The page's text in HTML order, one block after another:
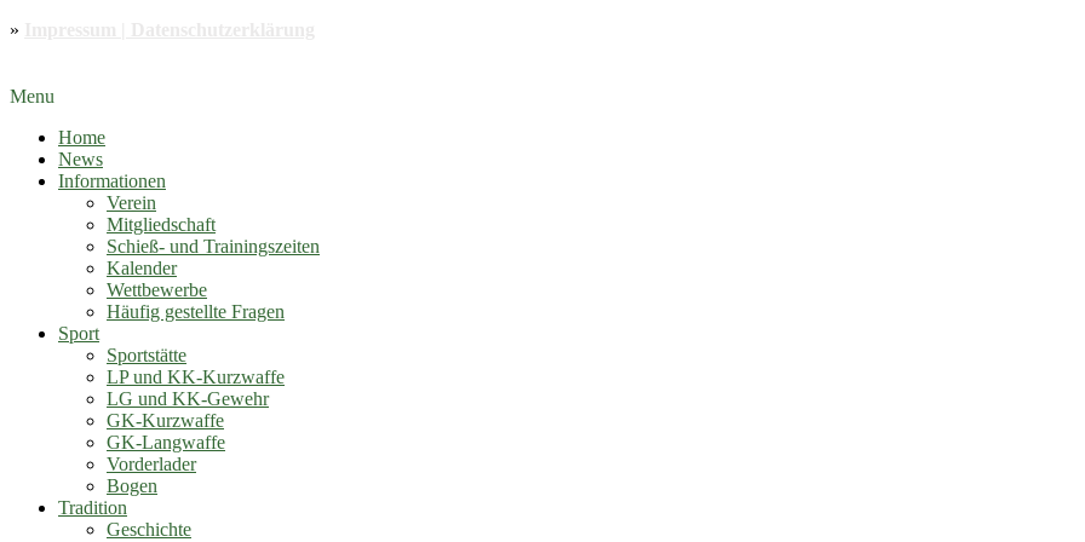
»
Menu
Home
News
Informationen
Verein
Mitgliedschaft
Schieß- und Trainingszeiten
Kalender
Wettbewerbe
Häufig gestellte Fragen
Sport
Sportstätte
LP und KK-Kurzwaffe
LG und KK-Gewehr
GK-Kurzwaffe
GK-Langwaffe
Vorderlader
Bogen
Tradition
Geschichte